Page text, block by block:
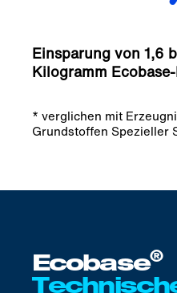
Einsparung von 1,6
Kilogramm
* verglichen mit
Grundstoffen Spezieller
Ecobase®